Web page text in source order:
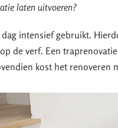
laten uitvoeren?
intensief gebruikt.
de verf. Een
kost het renoveren